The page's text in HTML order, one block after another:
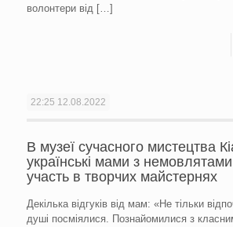
волонтери від[…]
22:25 12.08.2022
В музеї сучасного мистецтва
українські мами з
участь в творчих майстернях
Декілька відгуків від мам: «Не тільки
душі посміялися. Познайомилися з